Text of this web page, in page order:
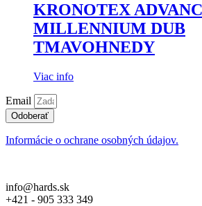
KRONOTEX
MILLENNIUM DUB
TMAVOHNEDY
Viac info
Email
Odoberať
Informácie o ochrane osobných údajov.
info@hards.sk
+421 - 905 333 349